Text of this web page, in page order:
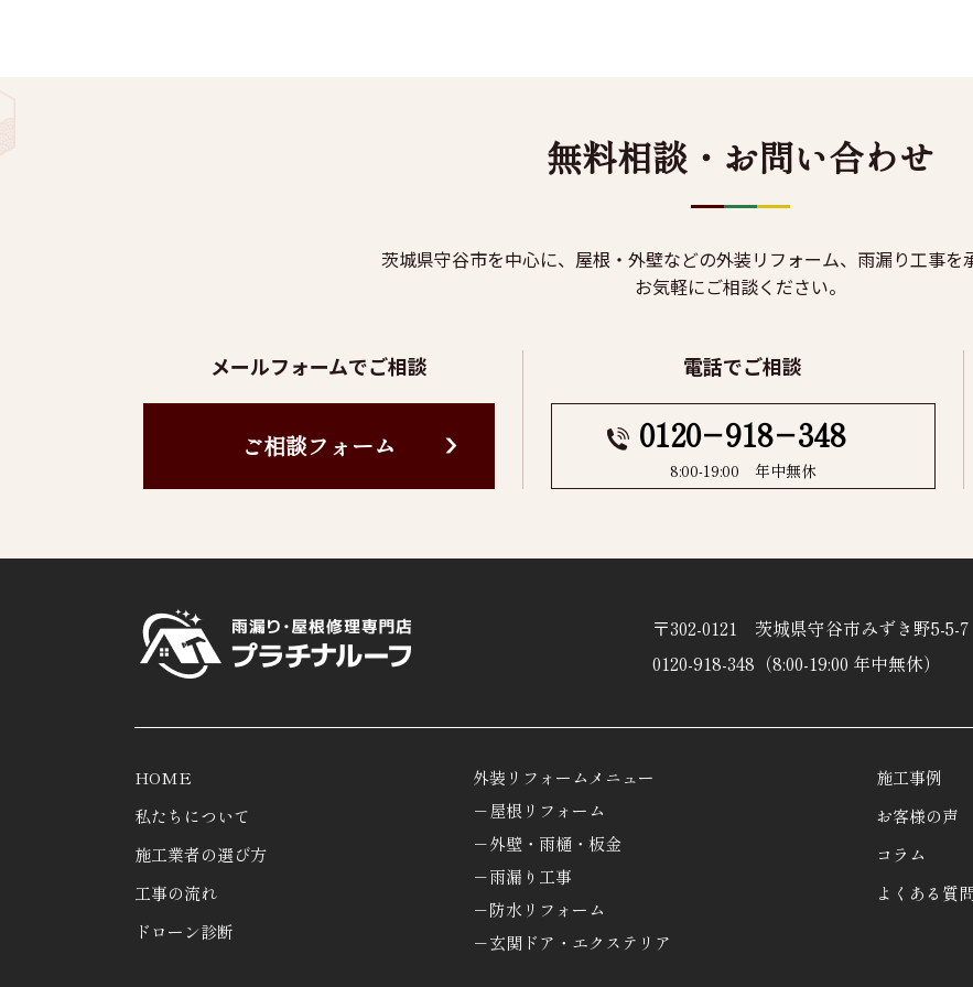
無料相談・お問い合わせ
茨城県守谷市を中心に、屋根・外壁などの外装リフォーム、雨漏り工事を
お気軽にご相談ください。
メールフォームでご相談
ご相談フォーム
電話でご相談
0120−918−348
8:00-19:00 年中無休
〒302-0121 茨城県守谷市みずき野5-5-7
0120-918-348（8:00-19:00 年中無休）
HOME
私たちについて
施工業者の選び方
工事の流れ
ドローン診断
外装リフォームメニュー
－屋根リフォーム
－外壁・雨樋・板金
－雨漏り工事
－防水リフォーム
－玄関ドア・エクステリア
施工事例
お客様の声
コラム
よくある質